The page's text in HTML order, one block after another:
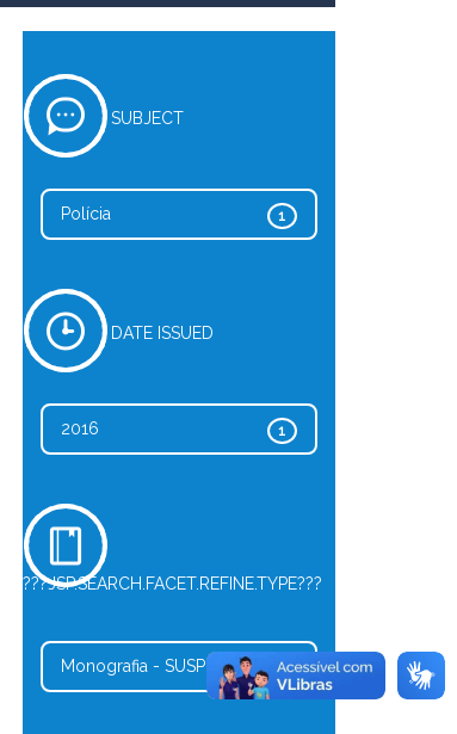
SUBJECT
1
Polícia
DATE ISSUED
1
2016
???JSP.SEARCH.FACET.REFINE.TYPE???
1
Monografia - SUSP